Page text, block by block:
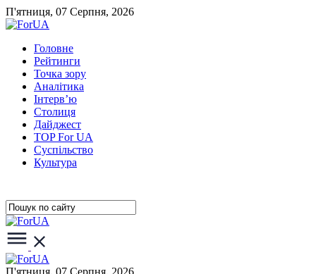
П'ятниця, 07 Серпня, 2026
Головне
Рейтинги
Точка зору
Аналітика
Інтерв’ю
Столиця
Дайджест
TOP For UA
Суспiльство
Культура
П'ятниця, 07 Серпня, 2026